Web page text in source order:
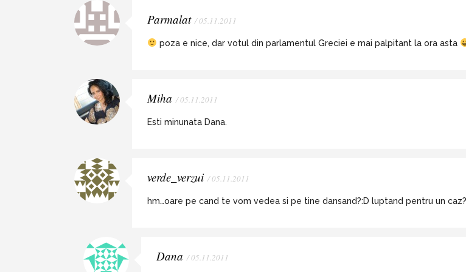
Parmalat / 05.11.2011
poza e nice, dar votul din parlamentul Greciei e mai palpitant la ora asta
Miha / 05.11.2011
Esti minunata Dana.
verde_verzui / 05.11.2011
hm…oare pe cand te vom vedea si pe tine dansand?:D luptand pentru un
Dana / 05.11.2011